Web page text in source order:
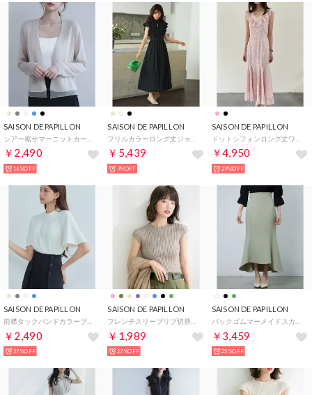
SAISON DE PAPILLON
￥2,490
16%OFF
SAISON DE PAPILLON
￥5,439
9%OFF
SAISON DE PAPILLON
￥4,950
29%OFF
SAISON DE PAPILLON
￥2,490
37%OFF
SAISON DE PAPILLON
￥1,989
27%OFF
SAISON DE PAPILLON
￥3,459
25%OFF